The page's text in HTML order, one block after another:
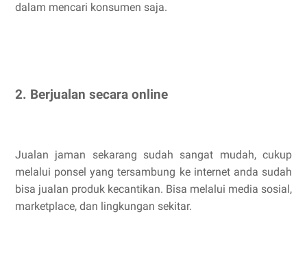
dalam mencari konsumen saja.
2. Berjualan secara online
Jualan jaman sekarang sudah sangat mudah, cukup
melalui ponsel yang tersambung ke internet anda sudah
bisa jualan produk kecantikan. Bisa melalui media sosial,
marketplace, dan lingkungan sekitar.